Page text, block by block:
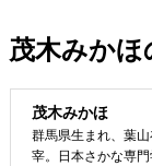
茂木みかほ
茂木みかほ
群馬県生まれ、葉
宰。日本さかな専